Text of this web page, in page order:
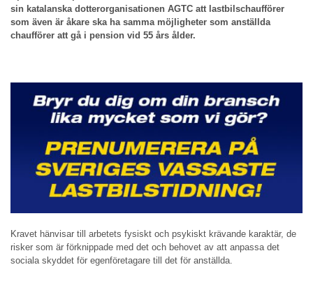
sin katalanska dotterorganisationen AGTC att lastbilschaufförer
som även är åkare ska ha samma möjligheter som anställda
chaufförer att gå i pension vid 55 års ålder.
Kravet hänvisar till arbetets fysiskt och psykiskt krävande karaktär, de
risker som är förknippade med det och behovet av att anpassa det
sociala skyddet för egenföretagare till det för anställda.